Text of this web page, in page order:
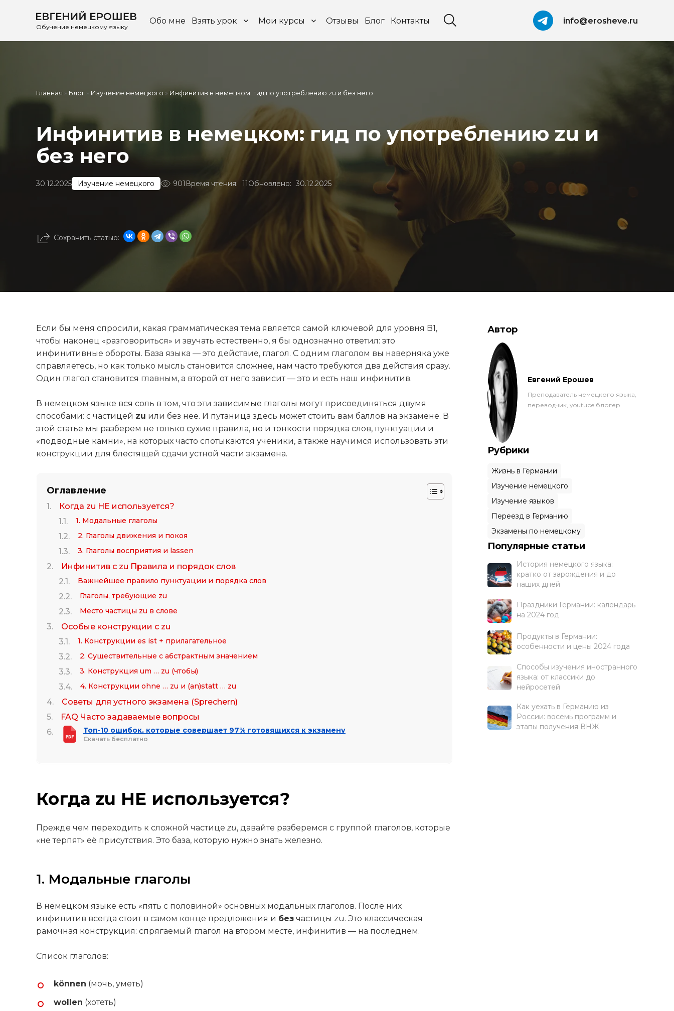
Обучение немецкому языку
Обо мне Взять урок Мои курсы Отзывы Блог Контакты info@erosheve.ru
Главная » Блог » Изучение немецкого » Инфинитив в немецком: гид по употреблению zu и без него
Инфинитив в немецком: гид по употреблению zu и
без него
30.12.2025 Изучение немецкого 901 Время чтения: 11Обновлено: 30.12.2025
Сохранить статью:
Если бы меня спросили, какая грамматическая тема является самой ключевой для уровня B1,
чтобы наконец «разговориться» и звучать естественно, я бы однозначно ответил: это
инфинитивные обороты. База языка — это действие, глагол. С одним глаголом вы наверняка уже
справляетесь, но как только мысль становится сложнее, нам часто требуются два действия сразу.
Один глагол становится главным, а второй от него зависит — это и есть наш инфинитив.
В немецком языке вся соль в том, что эти зависимые глаголы могут присоединяться двумя
способами: с частицей zu или без неё. И путаница здесь может стоить вам баллов на экзамене. В
этой статье мы разберем не только сухие правила, но и тонкости порядка слов, пунктуации и
«подводные камни», на которых часто спотыкаются ученики, а также научимся использовать эти
конструкции для блестящей сдачи устной части экзамена.
Оглавление
Когда zu НЕ используется?
1. Модальные глаголы
2. Глаголы движения и покоя
3. Глаголы восприятия и lassen
Инфинитив с zu Правила и порядок слов
Важнейшее правило пунктуации и порядка слов
Глаголы, требующие zu
Место частицы zu в слове
Особые конструкции с zu
1. Конструкции es ist + прилагательное
2. Существительные с абстрактным значением
3. Конструкция um … zu (чтобы)
4. Конструкции ohne … zu и (an)statt … zu
Советы для устного экзамена (Sprechern)
FAQ Часто задаваемые вопросы
Топ-10 ошибок, которые совершает 97% готовящихся к экзамену
Скачать бесплатно
Когда zu НЕ используется?
Прежде чем переходить к сложной частице zu, давайте разберемся с группой глаголов, которые
«не терпят» её присутствия. Это база, которую нужно знать железно.
1. Модальные глаголы
В немецком языке есть «пять с половиной» основных модальных глаголов. После них
инфинитив всегда стоит в самом конце предложения и без частицы zu. Это классическая
рамочная конструкция: спрягаемый глагол на втором месте, инфинитив — на последнем.
Список глаголов:
können (мочь, уметь)
wollen (хотеть)
Автор
Евгений Ерошев
Преподаватель немецкого языка,
переводчик, youtube блогер
Рубрики
Жизнь в Германии
Изучение немецкого
Изучение языков
Переезд в Германию
Экзамены по немецкому
Популярные статьи
История немецкого языка:
кратко от зарождения и до
наших дней
Праздники Германии: календарь
на 2024 год
Продукты в Германии:
особенности и цены 2024 года
Способы изучения иностранного
языка: от классики до
нейросетей
Как уехать в Германию из
России: восемь программ и
этапы получения ВНЖ